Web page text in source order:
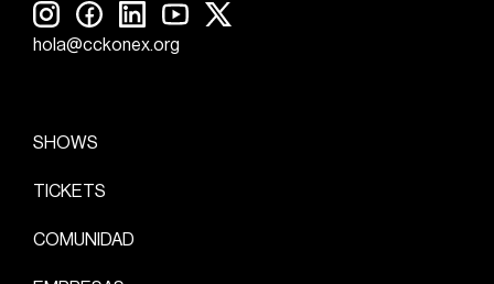
hola@cckonex.org
SHOWS
TICKETS
COMUNIDAD